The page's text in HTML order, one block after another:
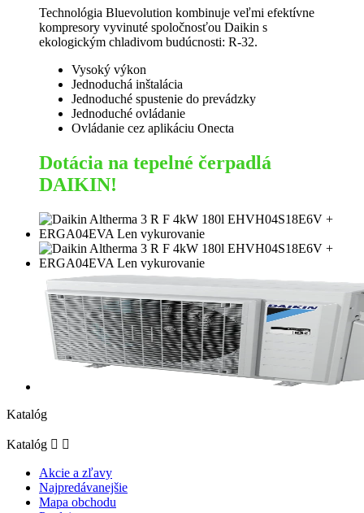
Technológia Bluevolution kombinuje veľmi efektívne
kompresory vyvinuté spoločnosťou Daikin s
ekologickým chladivom budúcnosti: R-32.
Vysoký výkon
Jednoduchá inštalácia
Jednoduché spustenie do prevádzky
Jednoduché ovládanie
Ovládanie cez aplikáciu Onecta
Dotácia na tepelné čerpadlá
DAIKIN!
Katalóg
Katalóg  
Akcie a zľavy
Najpredávanejšie
Mapa obchodu